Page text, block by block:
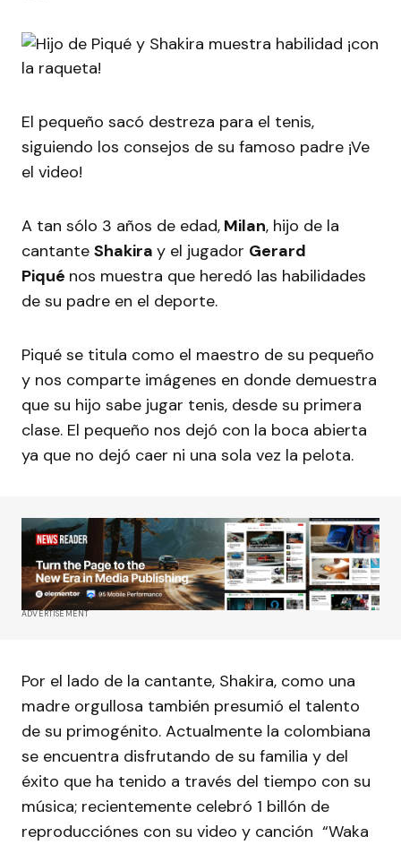
El pequeño sacó destreza para el tenis,
siguiendo los consejos de su famoso padre ¡Ve
el video!
A tan sólo 3 años de edad, Milan, hijo de la
cantante Shakira y el jugador Gerard
Piqué nos muestra que heredó las habilidades
de su padre en el deporte.
Piqué se titula como el maestro de su pequeño
y nos comparte imágenes en donde demuestra
que su hijo sabe jugar tenis, desde su primera
clase. El pequeño nos dejó con la boca abierta
ya que no dejó caer ni una sola vez la pelota.
ADVERTISEMENT
Por el lado de la cantante, Shakira, como una
madre orgullosa también presumió el talento
de su primogénito. Actualmente la colombiana
se encuentra disfrutando de su familia y del
éxito que ha tenido a través del tiempo con su
música; recientemente celebró 1 billón de
reproducciónes con su video y canción “Waka